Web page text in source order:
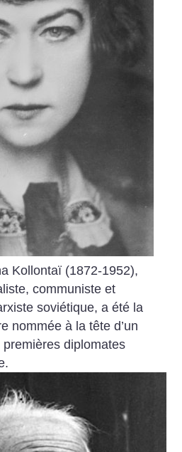
Kollontaï (1872-1952),
communiste et
soviétique, a été la
nommée à la tête d’un
premières diplomates